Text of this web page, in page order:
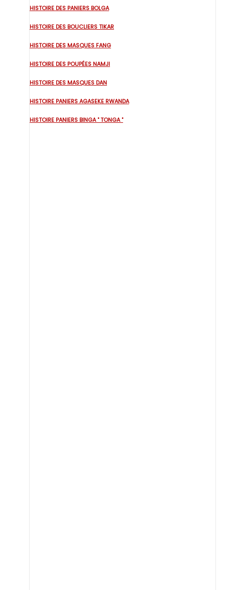
HISTOIRE DES PANIERS BOLGA
HISTOIRE DES BOUCLIERS TIKAR
HISTOIRE DES MASQUES FANG
HISTOIRE DES POUPÉES NAMJI
HISTOIRE DES MASQUES DAN
HISTOIRE PANIERS AGASEKE RWANDA
HISTOIRE PANIERS BINGA " TONGA "